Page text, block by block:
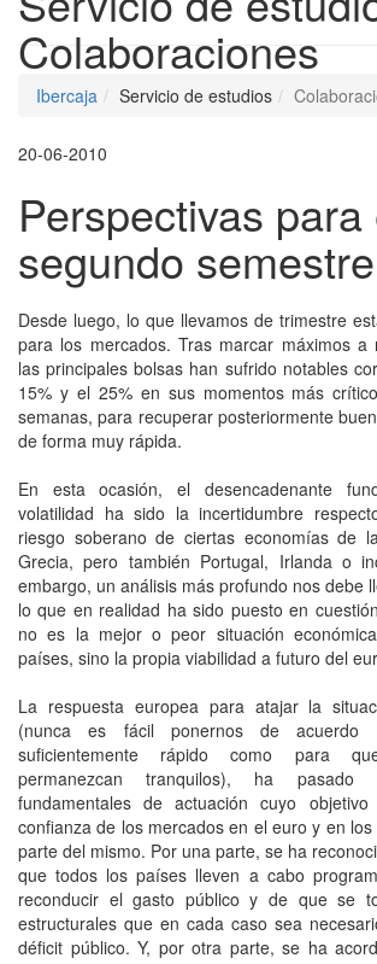
Colaboraciones
Ibercaja Servicio de estudios
20-06-2010
Perspectivas para
segundo semestre
Desde luego, lo que llevamos de trimestre
para los mercados. Tras marcar máximos a
las principales bolsas han sufrido notables
15% y el 25% en sus momentos más
semanas, para recuperar posteriormente
de forma muy rápida.
En esta ocasión, el desencadenante
volatilidad ha sido la incertidumbre
riesgo soberano de ciertas economías de
Grecia, pero también Portugal, Irlanda o
embargo, un análisis más profundo nos debe
lo que en realidad ha sido puesto en
no es la mejor o peor situación
países, sino la propia viabilidad a futuro del
La respuesta europea para atajar la
(nunca es fácil ponernos de acuerdo
suficientemente rápido como para
permanezcan tranquilos), ha
fundamentales de actuación cuyo
confianza de los mercados en el euro y en
parte del mismo. Por una parte, se ha
que todos los países lleven a cabo
reconducir el gasto público y de que se
estructurales que en cada caso sea
déficit público. Y, por otra parte, se ha